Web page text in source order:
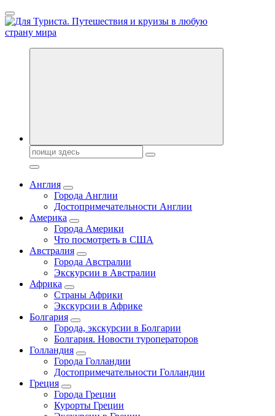
Перейти
к
содержанию
Новости туризма, куда поехать на отдых, где провести отпуск.
Поиск:
Англия
Города Англии
Достопримечательности Англии
Америка
Города Америки
Что посмотреть в США
Австралия
Города Австралии
Экскурсии в Австралии
Африка
Страны Африки
Экскурсии в Африке
Болгария
Города, экскурсии в Болгарии
Болгария. Новости туроператоров
Голландия
Города Голландии
Достопримечательности Голландии
Греция
Города Греции
Курорты Греции